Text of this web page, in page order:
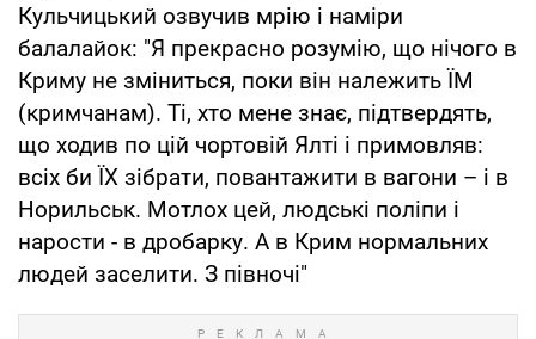
Кульчицький озвучив мрію і наміри
балалайок: "Я прекрасно розумію, що нічого в
Криму не зміниться, поки він належить ЇМ
(кримчанам). Ті, хто мене знає, підтвердять,
що ходив по цій чортовій Ялті і примовляв:
всіх би ЇХ зібрати, повантажити в вагони – і в
Норильськ. Мотлох цей, людські поліпи і
нарости - в дробарку. А в Крим нормальних
людей заселити. З півночі"